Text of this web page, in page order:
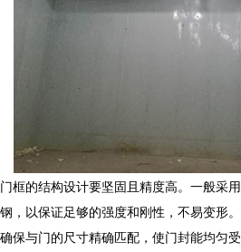
门框的结构设计要坚固且精度高。一般采
钢，以保证足够的强度和刚性，不易变形
确保与门的尺寸精确匹配，使门封能均匀